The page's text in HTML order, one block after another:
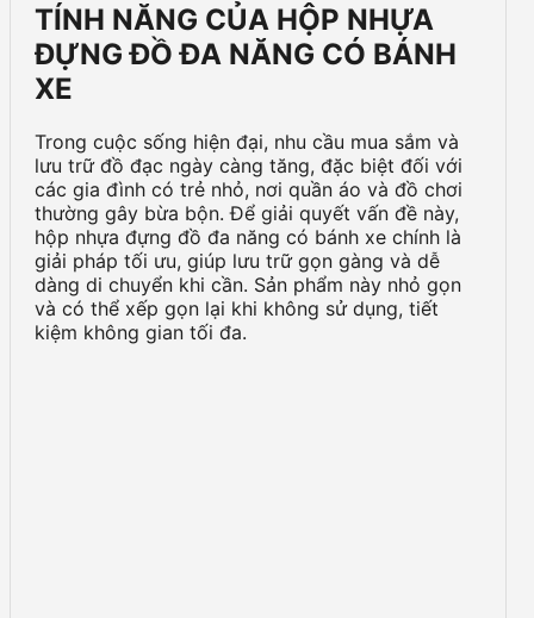
TÍNH NĂNG CỦA HỘP NHỰA
ĐỰNG ĐỒ ĐA NĂNG CÓ BÁNH
XE
Trong cuộc sống hiện đại, nhu cầu mua sắm và
lưu trữ đồ đạc ngày càng tăng, đặc biệt đối với
các gia đình có trẻ nhỏ, nơi quần áo và đồ chơi
thường gây bừa bộn. Để giải quyết vấn đề này,
hộp nhựa đựng đồ đa năng có bánh xe chính là
giải pháp tối ưu, giúp lưu trữ gọn gàng và dễ
dàng di chuyển khi cần. Sản phẩm này nhỏ gọn
và có thể xếp gọn lại khi không sử dụng, tiết
kiệm không gian tối đa.